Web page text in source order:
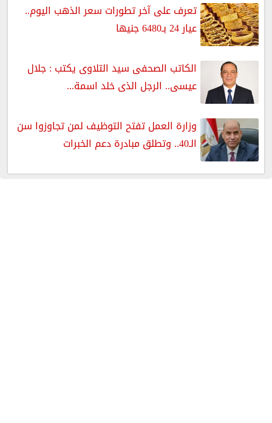
تعرف على آخر تطورات سعر الذهب اليوم..
عيار 24 بـ6480 جنيها
الكاتب الصحفى سيد التلاوى يكتب : جلال
عيسى.. الرجل الذى خلد اسمة...
وزارة العمل تفتح التوظيف لمن تجاوزوا سن
الـ40.. وتطلق مبادرة دعم الخبرات